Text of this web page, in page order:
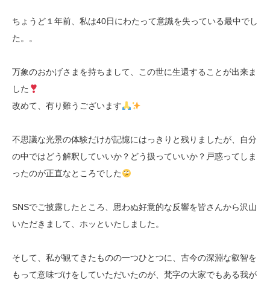
ちょうど１年前、私は40日にわたって意識を失っている最中でし
た。。
万象のおかげさまを持ちまして、この世に生還することが出来ま
した
改めて、有り難うございます
不思議な光景の体験だけが記憶にはっきりと残りましたが、自分
の中ではどう解釈していいか？どう扱っていいか？戸惑ってしま
ったのが正直なところでした
SNSでご披露したところ、思わぬ好意的な反響を皆さんから沢山
いただきまして、ホッといたしました。
そして、私が観てきたものの一つひとつに、古今の深淵な叡智を
もって意味づけをしていただいたのが、梵字の大家でもある我が